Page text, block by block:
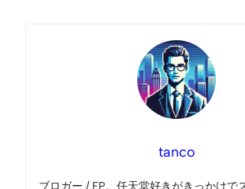
tanco